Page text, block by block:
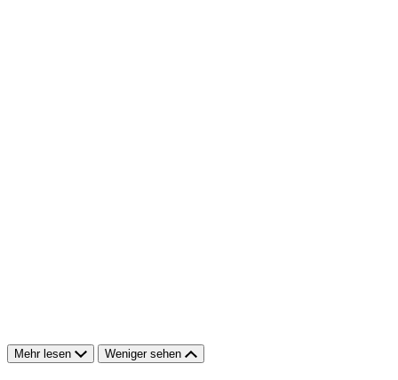
Mehr lesen Weniger sehen